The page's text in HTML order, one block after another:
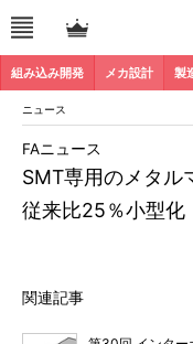
組み込み開発 メカ設計 製
ニュース
SMT専用のメタル
従来比25％小型化
FAニュース
関連記事